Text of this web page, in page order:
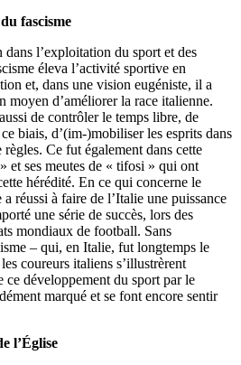
fascisme
l’exploitation du sport et des
éleva l’activité sportive en
et, dans une vision eugéniste, il a
moyen d’améliorer la race italienne.
de contrôler le temps libre, de
biais, d’(im-)mobiliser les esprits dans
Ce fut également dans cette
et ses meutes de « tifosi » qui ont
hérédité. En ce qui concerne le
réussi à faire de l’Italie une puissance
une série de succès, lors des
mondiaux de football. Sans
– qui, en Italie, fut longtemps le
coureurs italiens s’illustrèrent
ce développement du sport par le
marqué et se font encore sentir
l’Église